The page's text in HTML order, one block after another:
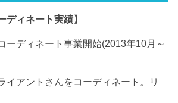
ディネート実績】
ーディネート事業開始(2013年10月～
イアントさんをコーディネート。リ